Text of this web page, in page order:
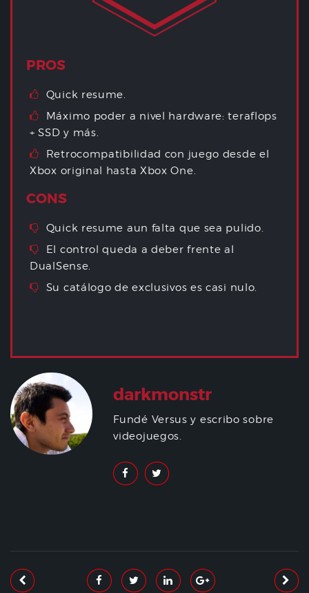
PROS
Quick resume.
Máximo poder a nivel hardware: teraflops
+ SSD y más.
Retrocompatibilidad con juego desde el
Xbox original hasta Xbox One.
CONS
Quick resume aun falta que sea pulido.
El control queda a deber frente al
DualSense.
Su catálogo de exclusivos es casi nulo.
darkmonstr
Fundé Versus y escribo sobre
videojuegos.